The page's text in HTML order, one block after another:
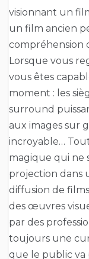
visionnant un
un film ancien
compréhension
Lorsque vous
vous êtes
moment : les
surround
aux images sur
incroyable…
magique qui ne
projection dans
diffusion de
des œuvres
par des
toujours une
que le public va